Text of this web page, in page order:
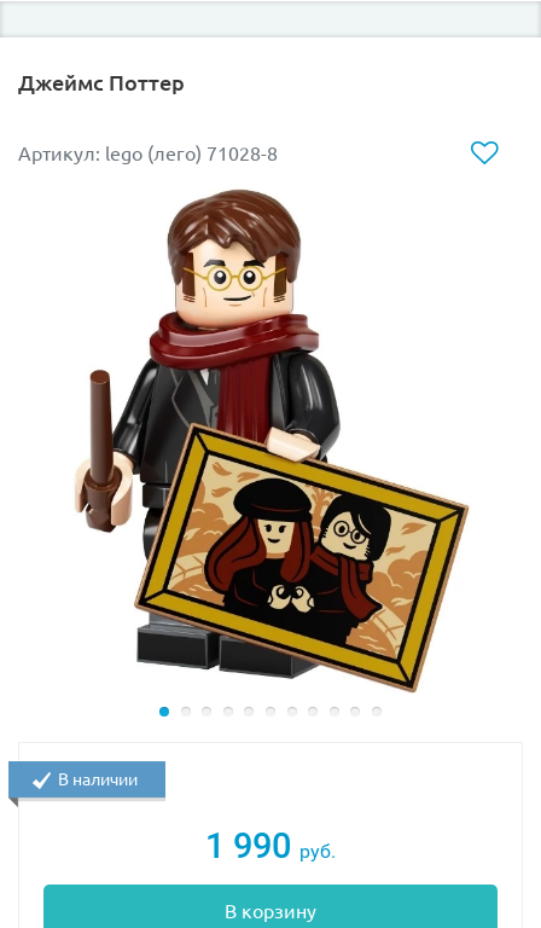
Джеймс Поттер
Артикул: lego (лего) 71028-8
1 990 руб.
В корзину
В наличии